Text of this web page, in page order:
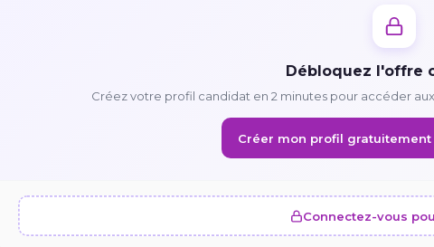
Débloquez l'offre
Créez votre profil candidat en 2 minutes pour accéder
Créer mon profil gratuitement
Connectez-vous